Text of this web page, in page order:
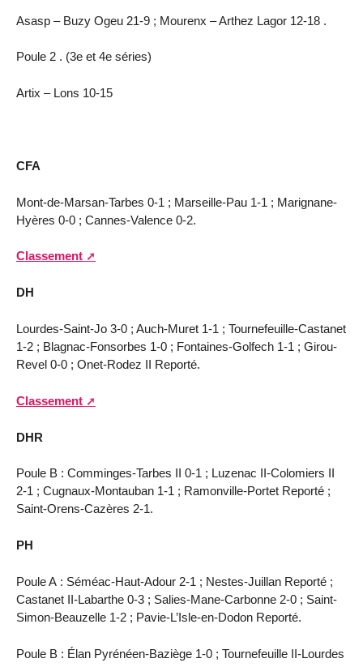
Asasp – Buzy Ogeu 21-9 ; Mourenx – Arthez Lagor 12-18 .
Poule 2 . (3e et 4e séries)
Artix – Lons 10-15
CFA
Mont-de-Marsan-Tarbes 0-1 ; Marseille-Pau 1-1 ; Marignane-
Hyères 0-0 ; Cannes-Valence 0-2.
Classement
DH
Lourdes-Saint-Jo 3-0 ; Auch-Muret 1-1 ; Tournefeuille-Castanet
1-2 ; Blagnac-Fonsorbes 1-0 ; Fontaines-Golfech 1-1 ; Girou-
Revel 0-0 ; Onet-Rodez II Reporté.
Classement
DHR
Poule B : Comminges-Tarbes II 0-1 ; Luzenac II-Colomiers II
2-1 ; Cugnaux-Montauban 1-1 ; Ramonville-Portet Reporté ;
Saint-Orens-Cazères 2-1.
PH
Poule A : Séméac-Haut-Adour 2-1 ; Nestes-Juillan Reporté ;
Castanet II-Labarthe 0-3 ; Salies-Mane-Carbonne 2-0 ; Saint-
Simon-Beauzelle 1-2 ; Pavie-L’Isle-en-Dodon Reporté.
Poule B : Élan Pyrénéen-Baziège 1-0 ; Tournefeuille II-Lourdes